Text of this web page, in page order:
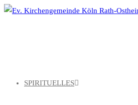
Zum
SPIRITUELLES